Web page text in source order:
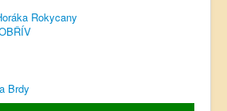
Rokycany
Brdy